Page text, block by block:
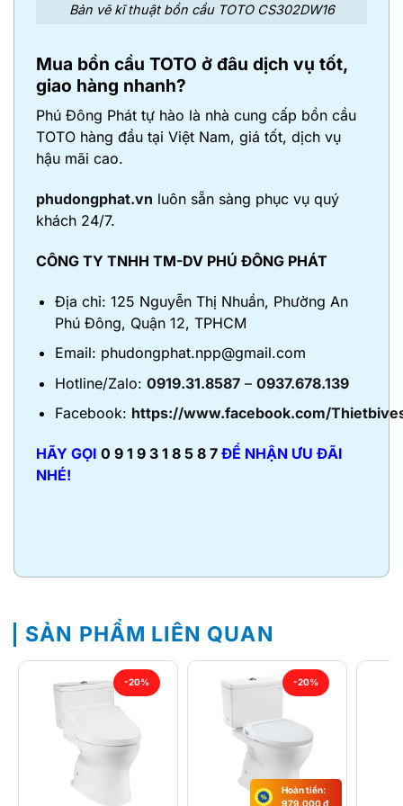
Bản vẽ kĩ thuật bồn cầu TOTO CS302DW16
Mua bồn cầu TOTO ở đâu dịch vụ tốt,
giao hàng nhanh?
Phú Đông Phát tự hào là nhà cung cấp bồn cầu
TOTO hàng đầu tại Việt Nam, giá tốt, dịch vụ
hậu mãi cao.
phudongphat.vn luôn sẵn sàng phục vụ quý
khách 24/7.
CÔNG TY TNHH TM-DV PHÚ ĐÔNG PHÁT
Địa chỉ: 125 Nguyễn Thị Nhuần, Phường An
Phú Đông, Quận 12, TPHCM
Email: phudongphat.npp@gmail.com
Hotline/Zalo: 0919.31.8587– 0937.678.139
Facebook: https://www.facebook.com/
HÃY GỌI 0 9 1 9 3 1 8 5 8 7 ĐỂ NHẬN ƯU ĐÃI
NHÉ!
SẢN PHẨM LIÊN QUAN
-20% -20%
Hoàn tiền:
979,000₫